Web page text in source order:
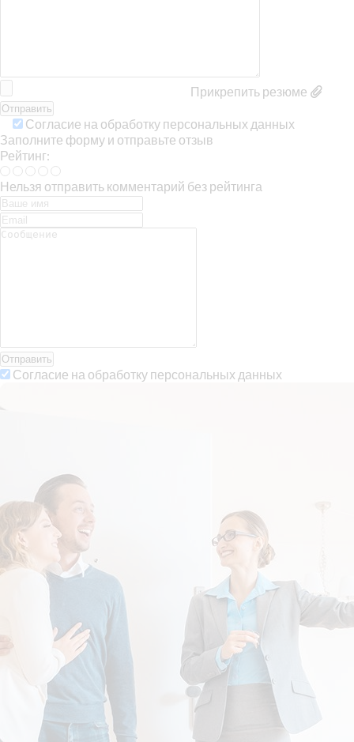
Прикрепить резюме
Согласие на обработку персональных данных
Заполните форму и отправьте отзыв
Рейтинг:
Нельзя отправить комментарий без рейтинга
Отправить
Согласие на обработку персональных данных